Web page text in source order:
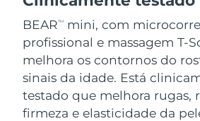
BEARTM
mini, com
profissional e massagem T-
melhora os contornos do
sinais da idade. Está
testado que melhora rugas,
firmeza e elasticidade da
Serum
For healthy hair
issa™ Teeth
18% PAP
Cosméticos
Israel
Itália
Japão